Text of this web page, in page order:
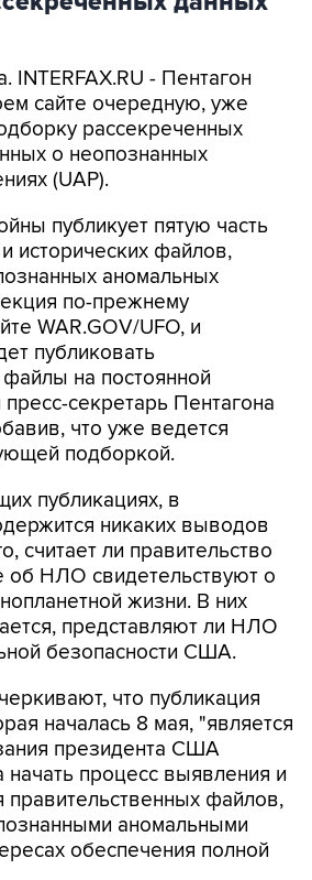
INTERFAX.RU - Пентагон
сайте очередную, уже
рассекреченных
о неопознанных
(UAP).
публикует пятую часть
исторических файлов,
аномальных
по-прежнему
WAR.GOV/UFO, и
публиковать
на постоянной
секретарь Пентагона
что уже ведется
подборкой.
публикациях, в
никаких выводов
считает ли правительство
НЛО свидетельствуют о
жизни. В них
представляют ли НЛО
безопасности США.
что публикация
началась 8 мая, "является
президента США
процесс выявления и
правительственных файлов,
аномальными
обеспечения полной